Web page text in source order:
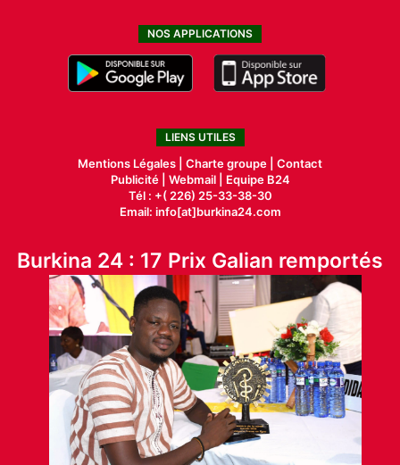
NOS APPLICATIONS
LIENS UTILES
Mentions Légales | Charte groupe | Contact
Publicité| Webmail |
Equipe B24
Tél : +( 226) 25-33-38-30
Email: info[at]burkina24.com
Burkina 24 : 17 Prix Galian remportés